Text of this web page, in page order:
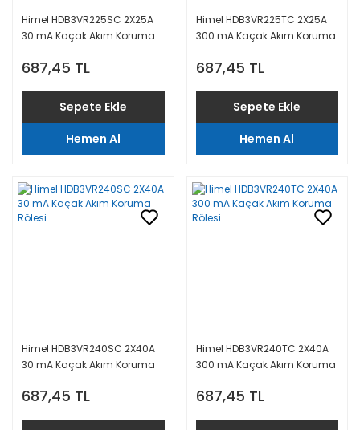
Himel HDB3VR225SC 2X25A
30 mA Kaçak Akım Koruma
687,45 TL
Sepete Ekle
Hemen Al
Himel HDB3VR225TC 2X25A
300 mA Kaçak Akım Koruma
687,45 TL
Sepete Ekle
Hemen Al
Himel HDB3VR240SC 2X40A
30 mA Kaçak Akım Koruma
687,45 TL
Himel HDB3VR240TC 2X40A
300 mA Kaçak Akım Koruma
687,45 TL